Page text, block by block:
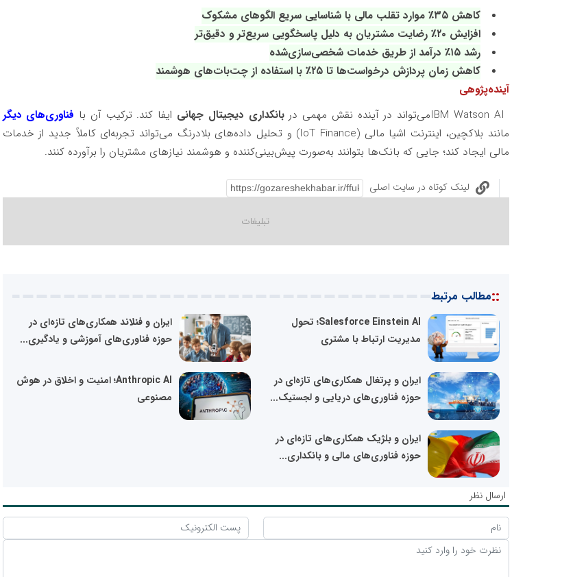
کاهش ۳۵٪ موارد تقلب مالی با شناسایی سریع الگوهای مشکوک
افزایش ۲۰٪ رضایت مشتریان به دلیل پاسخگویی سریع‌تر و دقیق‌تر
رشد ۱۵٪ درآمد از طریق خدمات شخصی‌سازی‌شده
کاهش زمان پردازش درخواست‌ها تا ۲۵٪ با استفاده از چت‌بات‌های هوشمند
آینده‌پژوهی
IBM Watson AIمی‌تواند در آینده نقش مهمی دربانکداری دیجیتال جهانی ایفا کند. ترکیب آن با فناوری‌های دیگر
مانند بلاکچین، اینترنت اشیا مالی (IoT Finance) و تحلیل داده‌های بلادرنگ می‌تواند تجربه‌ای کاملاً جدید از خدمات
مالی ایجاد کند؛ جایی که بانک‌ها بتوانند به‌صورت پیش‌بینی‌کننده و هوشمند نیازهای مشتریان را برآورده کنند.
لینک کوتاه در سایت اصلی
::مطالب مرتبط
Salesforce Einstein AI؛ تحول
مدیریت ارتباط با مشتری
ایران و فنلاند همکاری‌های تازه‌ای در
حوزه فناوری‌های آموزشی و یادگیری...
ایران و پرتغال همکاری‌های تازه‌ای در
حوزه فناوری‌های دریایی و لجستیک...
Anthropic AI؛ امنیت و اخلاق در هوش
مصنوعی
ایران و بلژیک همکاری‌های تازه‌ای در
حوزه فناوری‌های مالی و بانکداری...
ارسال نظر